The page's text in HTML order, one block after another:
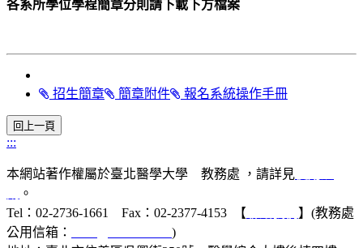
各系所學位學程簡章分則請下載下方檔案
招生簡章 簡章附件 報名系統操作手冊
:::
本網站著作權屬於臺北醫學大學 教務處 ，請詳見
。
Tel：02-2736-1661 Fax：02-2377-4153 【
】(教務處
公用信箱：
)